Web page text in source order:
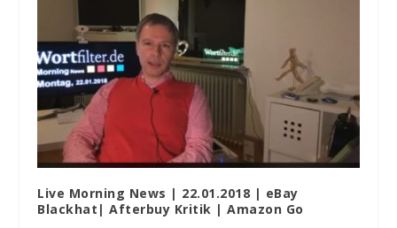
Live Morning News | 22.01.2018 | eBay
Blackhat| Afterbuy Kritik | Amazon Go